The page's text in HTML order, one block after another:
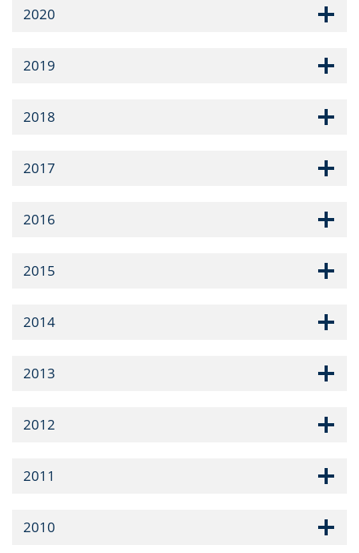
2020
2019
2018
2017
2016
2015
2014
2013
2012
2011
2010